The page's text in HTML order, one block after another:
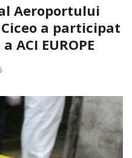
Aeroportului
a participat
ACI EUROPE